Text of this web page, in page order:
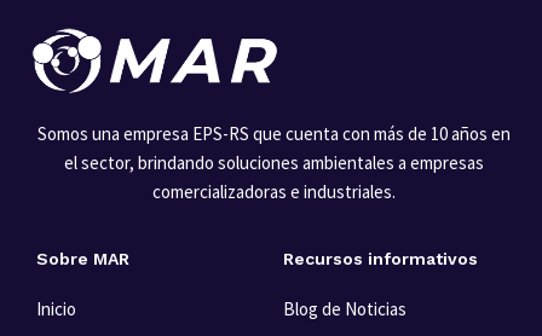
Somos una empresa EPS-RS que cuenta con más de 10 años en
el sector, brindando soluciones ambientales a empresas
comercializadoras e industriales.
Sobre MAR
Inicio
Recursos informativos
Blog de Noticias